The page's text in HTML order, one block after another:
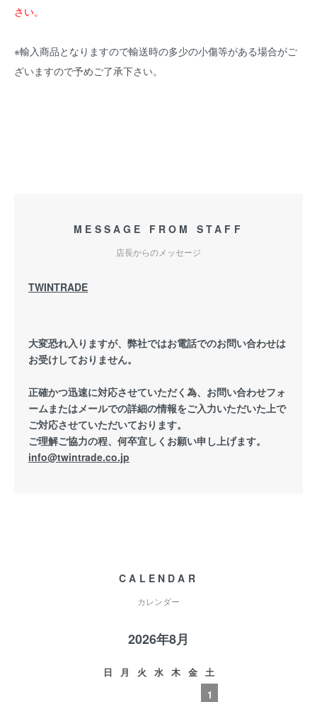
さい。
※輸入商品となりますので輸送時の多少の小傷等がある場合がご
ざいますので予めご了承下さい。
MESSAGE FROM STAFF
店長からのメッセージ
TWINTRADE
大変恐れ入りますが、弊社ではお電話でのお問い合わせは
お受けしておりません。
正確かつ迅速に対応させていただく為、お問い合わせフォ
ームまたはメールでの詳細の情報をご入力いただいた上で
ご対応させていただいております。
ご理解ご協力の程、何卒宜しくお願い申し上げます。
info@twintrade.co.jp
CALENDAR
カレンダー
2026年8月
日 月 火 水 木 金
土
1